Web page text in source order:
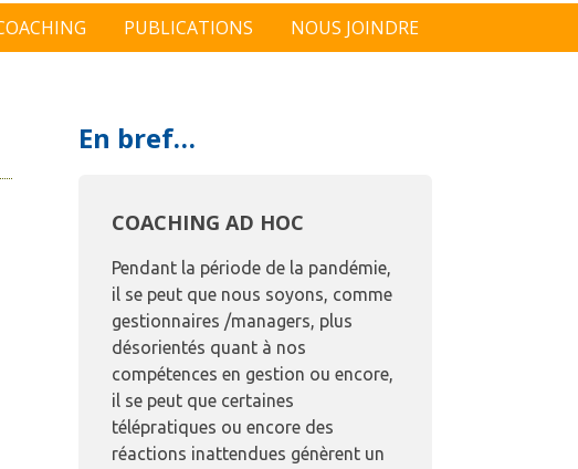
PUBLICATIONS NOUS JOINDRE
En bref…
COACHING AD HOC
Pendant la période de la pandémie,
il se peut que nous soyons, comme
gestionnaires /managers, plus
désorientés quant à nos
compétences en gestion ou encore,
il se peut que certaines
télépratiques ou encore des
réactions inattendues génèrent un